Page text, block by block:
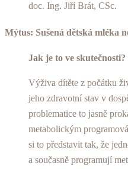
doc. Ing. Jiří Brát, CSc.
Mýtus: Sušená dětská mléka
Jak je to ve skutečnosti?
Výživa dítěte z počátku
jeho zdravotní stav v
problematice to jasně
metabolickým
si to představit tak, že
a současně programují